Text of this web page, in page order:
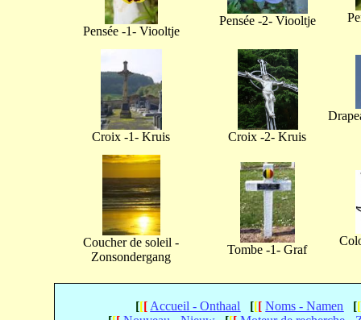
Pensée -1- Viooltje
Pensée -2- Viooltje
Croix -1- Kruis Croix -2- Kruis
Coucher de soleil -
Zonsondergang
Tombe -1- Graf
[[[ Accueil - Onthaal [[[ Noms - Namen [[